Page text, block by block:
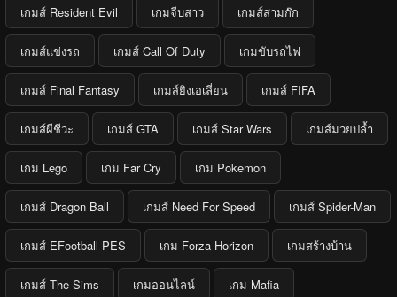
เกมส์ Resident Evil เกมจีบสาว เกมส์สามก๊ก
เกมส์แข่งรถ เกมส์ Call Of Duty เกมขับรถไฟ
เกมส์ Final Fantasy เกมส์ยิงเอเลี่ยน เกมส์ FIFA
เกมส์ผีชีวะ เกมส์ GTA เกมส์ Star Wars เกมส์มวยปล้ำ
เกม Lego เกม Far Cry เกม Pokemon
เกมส์ Dragon Ball เกมส์ Need For Speed เกมส์ Spider-Man
เกมส์ EFootball PES เกม Forza Horizon เกมสร้างบ้าน
เกมส์ The Sims เกมออนไลน์ เกม Mafia